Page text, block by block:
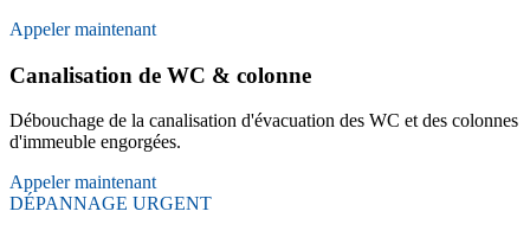
Appeler maintenant
Canalisation de WC & colonne
Débouchage de la canalisation d'évacuation des WC et des colonnes
d'immeuble engorgées.
Appeler maintenant
DÉPANNAGE URGENT